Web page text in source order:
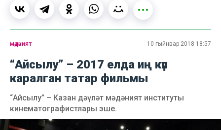
мәдәният 10 гыйнвар 2018 18:57
“Айсылу” – 2017 елда иң күп
каралган татар фильмы
“Айсылу” – Казан дәүләт мәдәният институты
кинематографистлары эше.